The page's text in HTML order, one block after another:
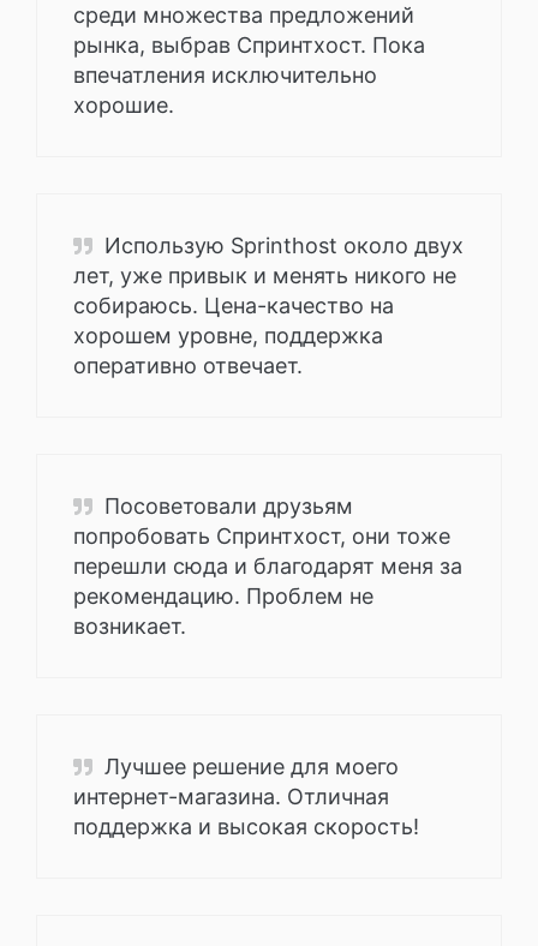
среди множества предложений
рынка, выбрав Спринтхост. Пока
впечатления исключительно
хорошие.
Использую Sprinthost около двух
лет, уже привык и менять никого не
собираюсь. Цена-качество на
хорошем уровне, поддержка
оперативно отвечает.
Посоветовали друзьям
попробовать Спринтхост, они тоже
перешли сюда и благодарят меня за
рекомендацию. Проблем не
возникает.
Лучшее решение для моего
интернет-магазина. Отличная
поддержка и высокая скорость!